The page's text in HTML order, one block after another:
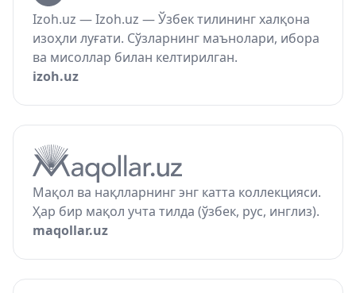
Izoh.uz — Izoh.uz — Ўзбек тилининг халқона
изоҳли луғати. Сўзларнинг маънолари, ибора
ва мисоллар билан келтирилган.
izoh.uz
Мақол ва нақлларнинг энг катта коллекцияси.
Ҳар бир мақол учта тилда (ўзбек, рус, инглиз).
maqollar.uz